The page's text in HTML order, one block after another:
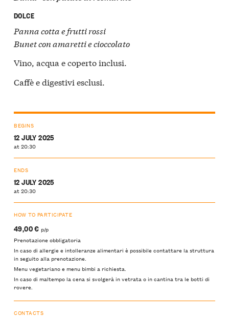
DOLCE
Panna cotta e frutti rossi
Bunet con amaretti e cioccolato
Vino, acqua e coperto inclusi.
Caffè e digestivi esclusi.
BEGINS
12 JULY 2025
at 20:30
ENDS
12 JULY 2025
at 20:30
HOW TO PARTICIPATE
49,00 € p/p
Prenotazione obbligatoria
In caso di allergie e intolleranze alimentari è possibile contattare la struttura
in seguito alla prenotazione.
Menu vegetariano e menu bimbi a richiesta.
In caso di maltempo la cena si svolgerà in vetrata o in cantina tra le botti di
rovere.
CONTACTS